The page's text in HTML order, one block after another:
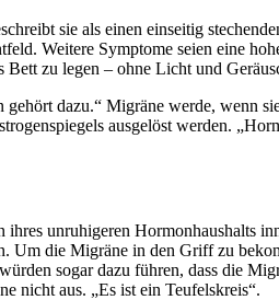
sie als einen einseitig
Weitere Symptome seien eine
zu legen – ohne Licht und
dazu.“ Migräne werde, wenn
ausgelöst werden.
unruhigeren Hormonhaushalts
die Migräne in den Griff zu
sogar dazu führen, dass die
nicht aus. „Es ist ein Teufelskreis“.